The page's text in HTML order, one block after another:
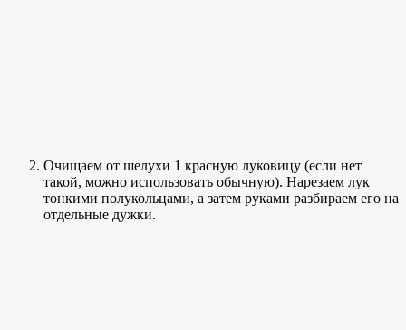
Очищаем от шелухи 1 красную луковицу (если нет
такой, можно использовать обычную). Нарезаем лук
тонкими полукольцами, а затем руками разбираем его на
отдельные дужки.